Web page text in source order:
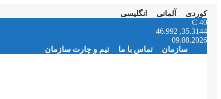
کوردی آلمانی
انگلیسی
Facebook
Twitter
Instagram
Youtube
Email
Telegram
40
C
35.3144, 46.992
09.08.2026
سازمان
تماس با ما تیم و چارت سازمان